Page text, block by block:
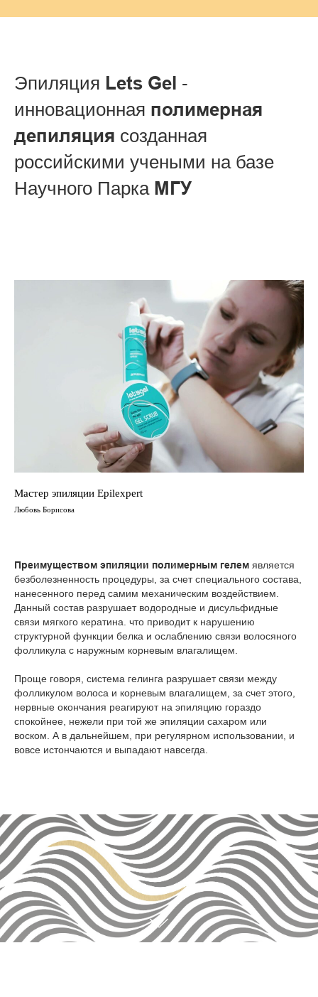
Эпиляция Lets Gel -
инновационная полимерная
депиляция созданная
российскими учеными на базе
Научного Парка МГУ
Мастер эпиляции Epilexpert
Любовь Борисова
Преимуществом эпиляции полимерным гелем является
безболезненность процедуры, за счет специального состава,
нанесенного перед самим механическим воздействием.
Данный состав разрушает водородные и дисульфидные
связи мягкого кератина. что приводит к нарушению
структурной функции белка и ослаблению связи волосяного
фолликула с наружным корневым влагалищем.
Проще говоря, система гелинга разрушает связи между
фолликулом волоса и корневым влагалищем, за счет этого,
нервные окончания реагируют на эпиляцию гораздо
спокойнее, нежели при той же эпиляции сахаром или
воском. А в дальнейшем, при регулярном использовании, и
вовсе истончаются и выпадают навсегда.